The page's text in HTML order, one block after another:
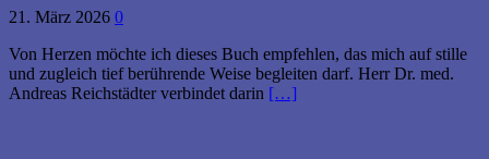
21. März 2026 0
Von Herzen möchte ich dieses Buch empfehlen, das mich auf stille
und zugleich tief berührende Weise begleiten darf. Herr Dr. med.
Andreas Reichstädter verbindet darin […]